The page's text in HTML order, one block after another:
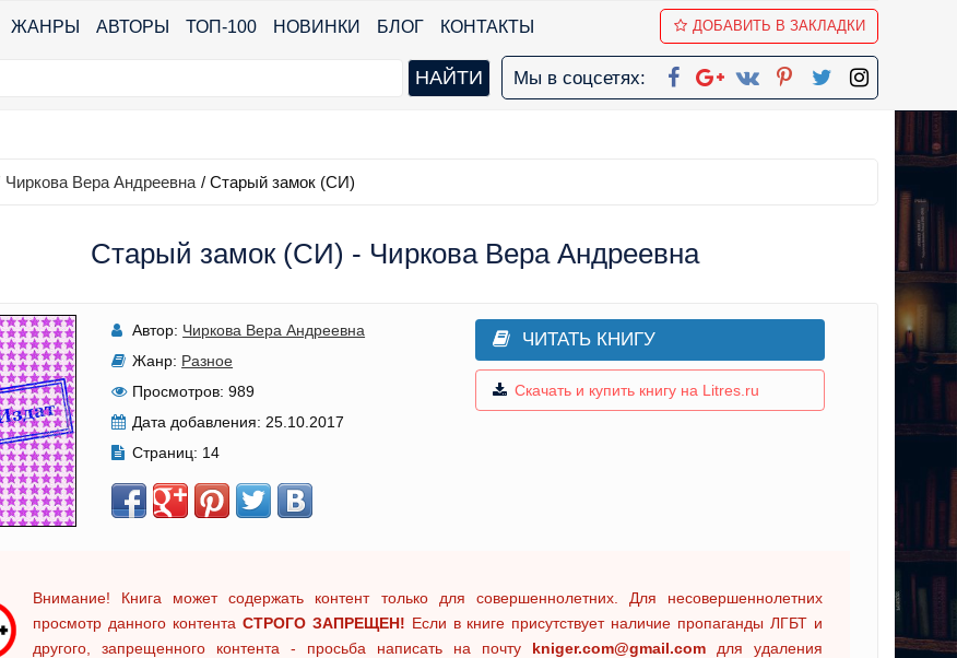
ЖАНРЫ АВТОРЫ ТОП-100 НОВИНКИ БЛОГ КОНТАКТЫ ДОБАВИТЬ В ЗАКЛАДКИ
Мы в соцсетях:
Чиркова Вера Андреевна / Старый замок (СИ)
Старый замок (СИ) - Чиркова Вера Андреевна
Автор: Чиркова Вера Андреевна
Жанр: Разное
Просмотров: 989
Дата добавления: 25.10.2017
Страниц: 14
ЧИТАТЬ КНИГУ
Скачать и купить книгу на Litres.ru
Внимание! Книга может содержать контент только для совершеннолетних. Для несовершеннолетних
просмотр данного контента СТРОГО ЗАПРЕЩЕН! Если в книге присутствует наличие пропаганды ЛГБТ и
другого, запрещенного контента - просьба написать на почту kniger.com@gmail.com для удаления